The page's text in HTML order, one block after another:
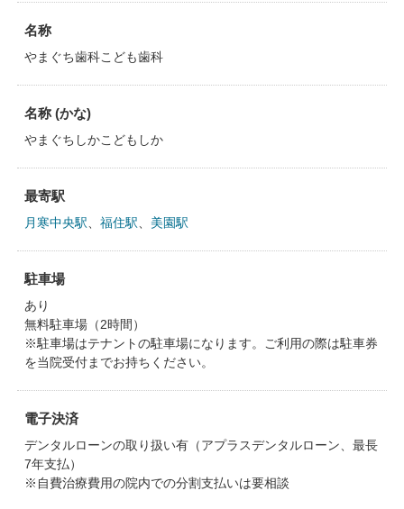
名称
やまぐち歯科こども歯科
名称 (かな)
やまぐちしかこどもしか
最寄駅
月寒中央駅 福住駅 美園駅
駐車場
あり
無料駐車場（2時間）
※駐車場はテナントの駐車場になります。ご利用の際は駐車券
を当院受付までお持ちください。
電子決済
デンタルローンの取り扱い有（アプラスデンタルローン、最長
7年支払）
※自費治療費用の院内での分割支払いは要相談